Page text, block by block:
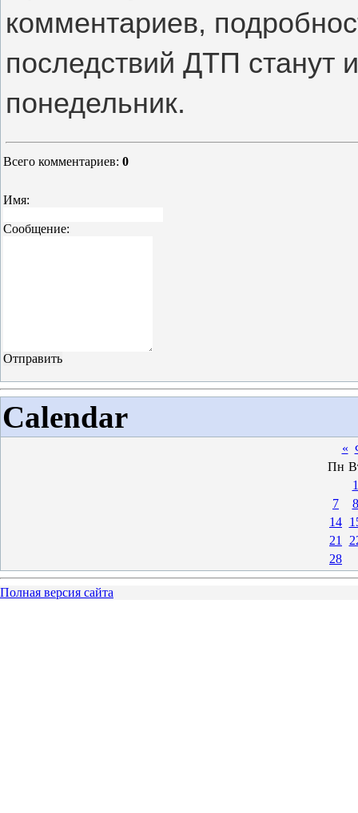
комментариев,
последствий ДТП станут
понедельник.
Всего комментариев: 0
Имя:
Сообщение:
Calendar
«
Пн
1
7
8
14
21
28
Полная версия сайта